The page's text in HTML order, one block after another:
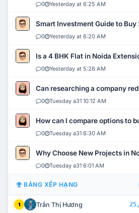
0 Yesterday at 6:25 AM
Smart Investment Guide to Buy
0 Yesterday at 6:20 AM
Is a 4 BHK Flat in Noida
0 Yesterday at 5:26 AM
Can researching a company
0 Tuesday a31 10:12 AM
How can I compare options to
0 Tuesday a31 6:30 AM
Why Choose New Projects in
0 Tuesday a31 6:01 AM
BẢNG XẾP HẠNG
1 Trần Thị Hương